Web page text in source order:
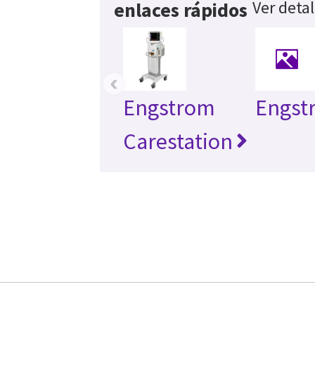
enlaces rápidos Ver
Engstrom
Carestation
‹